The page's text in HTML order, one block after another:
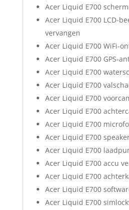
Acer Liquid E700
Acer Liquid E700 LCD-
vervangen
Acer Liquid E700 WiFi-
Acer Liquid E700 GPS-
Acer Liquid E700
Acer Liquid E700
Acer Liquid E700
Acer Liquid E700
Acer Liquid E700
Acer Liquid E700
Acer Liquid E700
Acer Liquid E700 accu
Acer Liquid E700
Acer Liquid E700
Acer Liquid E700